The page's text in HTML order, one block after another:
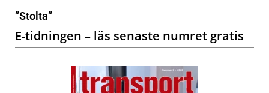
”Stolta”
E-tidningen – läs senaste numret gratis